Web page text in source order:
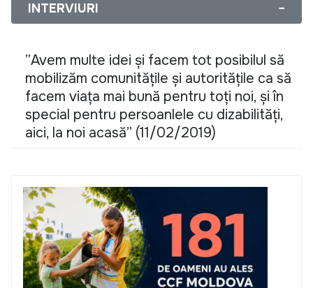
INTERVIURI −
”Avem multe idei și facem tot posibilul să
mobilizăm comunitățile și autoritățile ca să
facem viața mai bună pentru toți noi, și în
special pentru persoanlele cu dizabilități,
aici, la noi acasă” (11/02/2019)